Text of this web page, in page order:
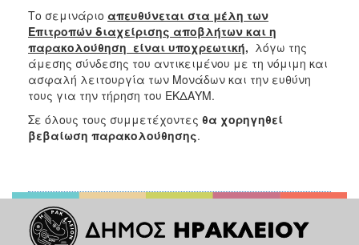
Το σεμινάριο απευθύνεται στα μέλη των
Επιτροπών διαχείρισης αποβλήτων και η
παρακολούθηση είναι υποχρεωτική, λόγω της
άμεσης σύνδεσης του αντικειμένου με τη νόμιμη και
ασφαλή λειτουργία των Μονάδων και την ευθύνη
τους για την τήρηση του ΕΚΔΑΥΜ.
Σε όλους τους συμμετέχοντες θα χορηγηθεί
βεβαίωση παρακολούθησης.